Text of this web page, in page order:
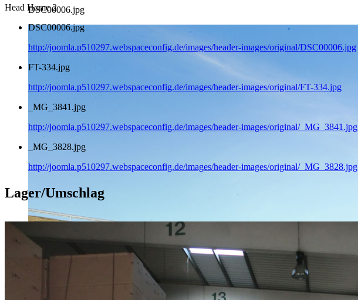
DSC00006.jpg
Head Home 2
DSC00006.jpg
http://joomla.p510297.webspaceconfig.de/images/header-images/original/DSC00006.jpg
FT-334.jpg
http://joomla.p510297.webspaceconfig.de/images/header-images/original/FT-334.jpg
_MG_3841.jpg
http://joomla.p510297.webspaceconfig.de/images/header-images/original/_MG_3841.jpg
_MG_3828.jpg
http://joomla.p510297.webspaceconfig.de/images/header-images/original/_MG_3828.jpg
Lager/Umschlag